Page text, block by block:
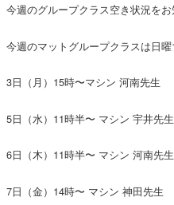
今週のグループクラス空き状況をお
今週のマットグループクラスは日
3日（月）15時〜マシン 河南先生
5日（水）11時半〜 マシン 宇井先生
6日（木）11時半〜 マシン 河南先生
7日（金）14時〜 マシン 神田先生